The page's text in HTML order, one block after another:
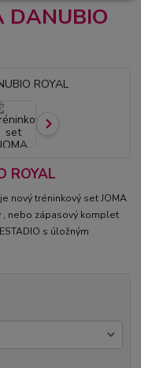
DANUBIO
ROYAL
nový tréninkový set JOMA
, nebo zápasový komplet
s úložným